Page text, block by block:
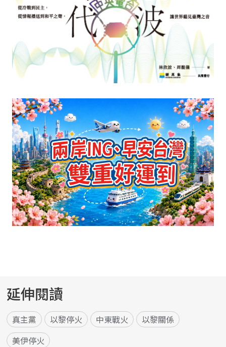
延伸閱讀
真主黨 以黎停火 中東戰火
以黎關係
美伊停火